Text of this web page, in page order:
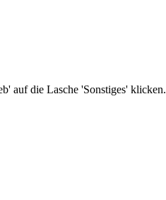
auf die Lasche 'Sonstiges' klicken.